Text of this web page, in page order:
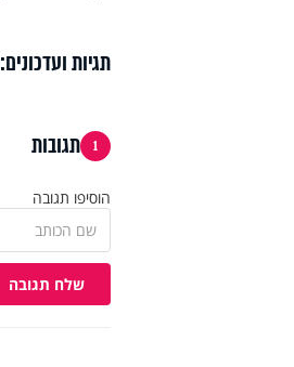
תגיות ועדכונים:
1 תגובות
הוסיפו תגובה
שלח תגובה